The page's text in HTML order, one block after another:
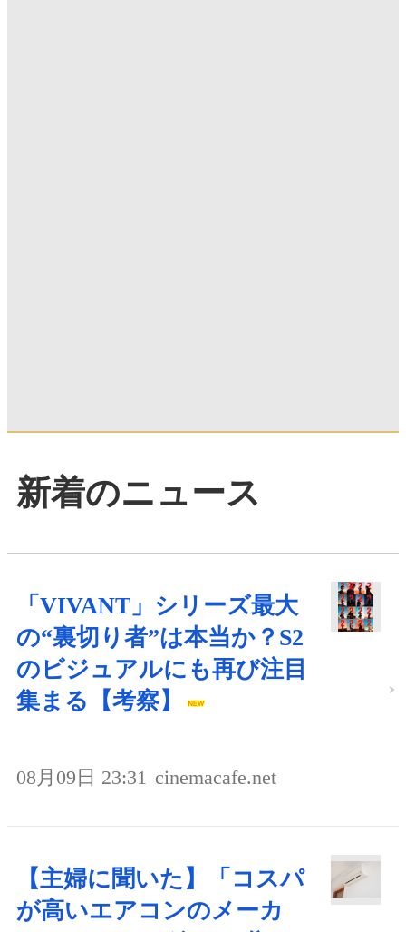
新着のニュース
「VIVANT」シリーズ最大
の“裏切り者”は本当か？S2
のビジュアルにも再び注目
集まる【考察】
08月09日 23:31 cinemacafe.net
【主婦に聞いた】「コスパ
が高いエアコンのメーカ